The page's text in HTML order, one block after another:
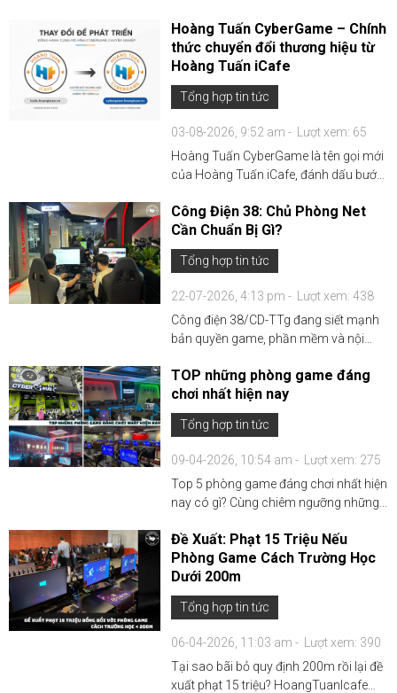
cấu hình theo từng khu vực đến thiết kế
dịch vụ phù hợp với từng tệp khách
hàng — Đây sẽ là n...
Hoàng Tuấn CyberGame – Chính
thức chuyển đổi thương hiệu từ
Hoàng Tuấn iCafe
Tổng hợp tin tức
03-08-2026, 9:52 am -
Lượt xem: 65
Hoàng Tuấn CyberGame là tên gọi mới
của Hoàng Tuấn iCafe, đánh dấu bước
triển thương hiệu. Với hơn 10 năm kinh
nghiệm, chúng tôi tiếp tục đồng hành
cùng các chủ đầu t...
Công Điện 38: Chủ Phòng Net
Cần Chuẩn Bị Gì?
Tổng hợp tin tức
22-07-2026, 4:13 pm -
Lượt xem: 438
Công điện 38/CD-TTg đang siết mạnh
bản quyền game, phần mềm và nội
cần làm gì để tránh rủi ro kiểm tra và xử
phạt. Xem ngay cách giải quyết!...
TOP những phòng game đáng
chơi nhất hiện nay
Tổng hợp tin tức
09-04-2026, 10:54 am -
Lượt xem: 275
Top 5 phòng game đáng chơi nhất hiện
nay có gì? Cùng chiêm ngưỡng những
máy quái vật và không gian decor cực
chất được thi công bởi
HoangTuanIcafe....
Đề Xuất: Phạt 15 Triệu Nếu
Phòng Game Cách Trường Học
Dưới 200m
Tổng hợp tin tức
06-04-2026, 11:03 am -
Lượt xem: 390
Tại sao bãi bỏ quy định 200m rồi lại đề
xuất phạt 15 triệu? HoangTuanIcafe